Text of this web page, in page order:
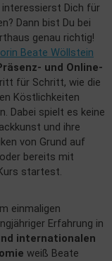
interessierst Dich für
Dann bist Du bei
genau richtig!
Beate Wöllstein
und Online-
für Schritt, wie die
Köstlichkeiten
Dabei spielt es keine
und ihre
von Grund auf
bereits mit
startest.
einmaligen
Erfahrung in
internationalen
weiß Beate